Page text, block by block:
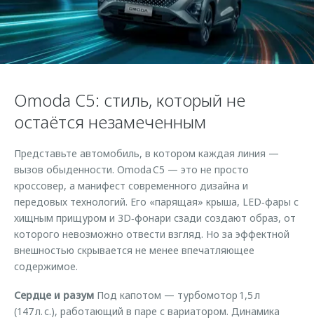
Страхование
Кредитный калькулятор
Аксессуары
Оригинальные аксессуары
Запчасти
Трейд-ин
Калькулятор трейд-ин
Клиентская поддержка
O&J Автоклуб
Клуб владельцев OMODA
Аксессуары
Оригинальные аксессуары
Запчасти
Обратная связь
Omoda C5: стиль, который не
остаётся незамеченным
Представьте автомобиль, в котором каждая линия —
вызов обыденности. Omoda C5 — это не просто
кроссовер, а манифест современного дизайна и
передовых технологий. Его «парящая» крыша, LED‑фары с
хищным прищуром и 3D‑фонари сзади создают образ, от
которого невозможно отвести взгляд. Но за эффектной
внешностью скрывается не менее впечатляющее
содержимое.
Сердце и разум Под капотом — турбомотор 1,5 л
(147 л. с.), работающий в паре с вариатором. Динамика